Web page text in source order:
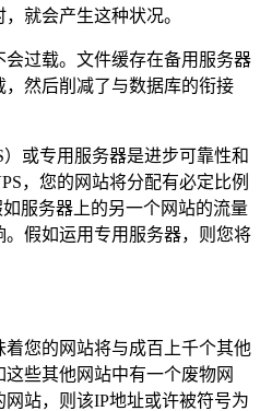
就会产生这种状况。
过载。文件缓存在备用服务器
，然后削减了与数据库的衔接
或专用服务器是进步可靠性和
，您的网站将分配有必定比例
服务器上的另一个网站的流量
假如运用专用服务器，则您将
您的网站将与成百上千个其他
些其他网站中有一个废物网
站，则该IP地址或许被符号为